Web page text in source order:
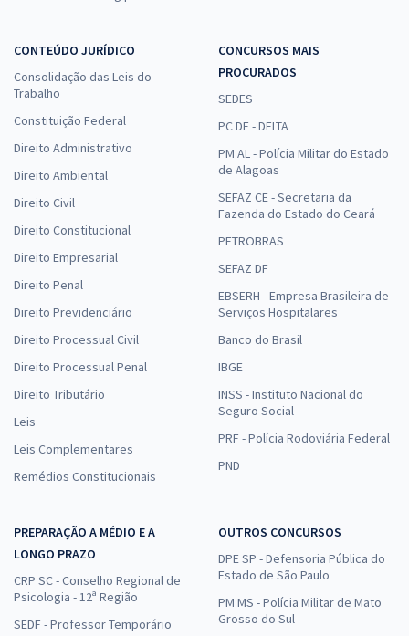
CONTEÚDO JURÍDICO
Consolidação das Leis do
Trabalho
Constituição Federal
Direito Administrativo
Direito Ambiental
Direito Civil
Direito Constitucional
Direito Empresarial
Direito Penal
Direito Previdenciário
Direito Processual Civil
Direito Processual Penal
Direito Tributário
Leis
Leis Complementares
Remédios Constitucionais
CONCURSOS MAIS
PROCURADOS
SEDES
PC DF - DELTA
PM AL - Polícia Militar do Estado
de Alagoas
SEFAZ CE - Secretaria da
Fazenda do Estado do Ceará
PETROBRAS
SEFAZ DF
EBSERH - Empresa Brasileira de
Serviços Hospitalares
Banco do Brasil
IBGE
INSS - Instituto Nacional do
Seguro Social
PRF - Polícia Rodoviária Federal
PND
PREPARAÇÃO A MÉDIO E A
LONGO PRAZO
CRP SC - Conselho Regional de
Psicologia - 12ª Região
SEDF - Professor Temporário
OUTROS CONCURSOS
DPE SP - Defensoria Pública do
Estado de São Paulo
PM MS - Polícia Militar de Mato
Grosso do Sul